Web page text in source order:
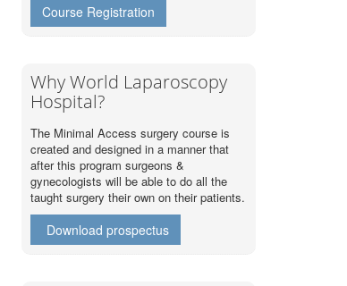
Course Registration
Why World Laparoscopy
Hospital?
The Minimal Access surgery course is
created and designed in a manner that
after this program surgeons &
gynecologists will be able to do all the
taught surgery their own on their patients.
Download prospectus